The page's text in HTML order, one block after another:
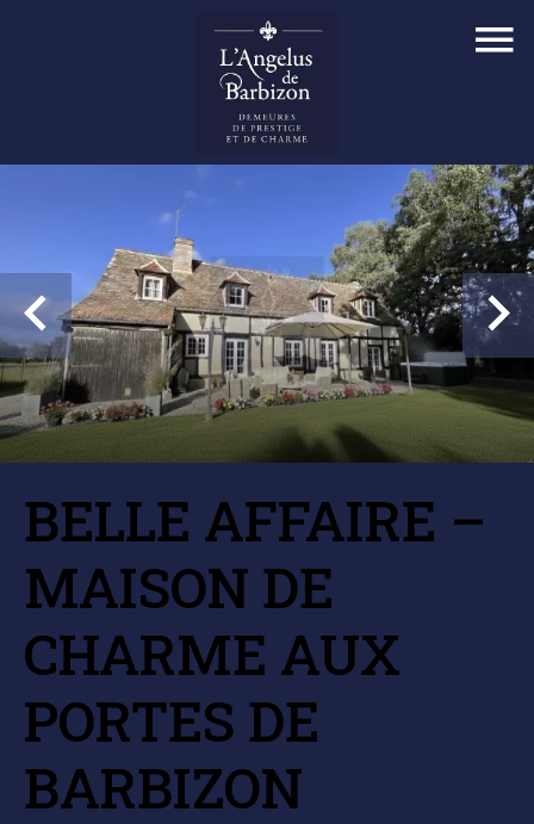
BELLE AFFAIRE –
MAISON DE
CHARME AUX
PORTES DE
BARBIZON